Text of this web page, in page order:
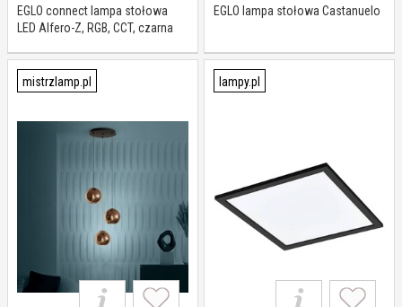
EGLO connect lampa stołowa
LED Alfero-Z, RGB, CCT, czarna
czarny, salon / jadalnia, metal,
nowoczesny
EGLO lampa stołowa Castanuelo
mistrzlamp.pl lampy.pl